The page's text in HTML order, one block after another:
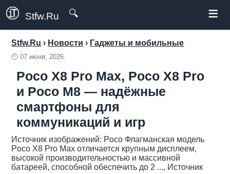
Stfw.Ru 🔍 ≡
Stfw.Ru › Новости › Гаджеты и мобильные
🕛07 июня, 2026.
Poco X8 Pro Max, Poco X8 Pro
и Poco M8 — надёжные
смартфоны для
коммуникаций и игр
Источник изображений: Poco Флагманская модель
Poco X8 Pro Max отличается крупным дисплеем,
высокой производительностью и массивной
батареей, способной обеспечить до 2 ..., Источник